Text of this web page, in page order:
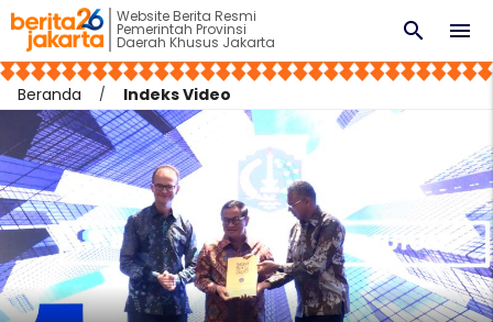
Website Berita Resmi
Pemerintah Provinsi
Daerah Khusus Jakarta menu
search
Beranda Indeks Video